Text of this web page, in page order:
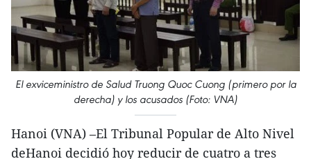
El exviceministro de Salud Truong Quoc Cuong (primero por la
derecha) y los acusados (Foto: VNA)
Hanoi (VNA) –El Tribunal Popular de Alto Nivel
deHanoi decidió hoy reducir de cuatro a tres